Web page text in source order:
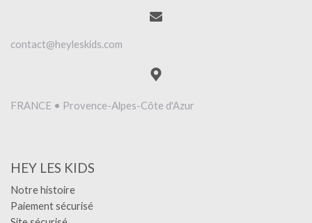
contact@heyleskids.com
FRANCE • Provence-Alpes-Côte d'Azur
HEY LES KIDS
Notre histoire
Paiement sécurisé